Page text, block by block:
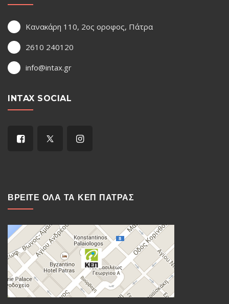
Κανακάρη 110, 2ος οροφος, Πάτρα
2610 240120
info@intax.gr
INTAX SOCIAL
ΒΡΕΙΤΕ ΟΛΑ ΤΑ ΚΕΠ ΠΑΤΡΑΣ